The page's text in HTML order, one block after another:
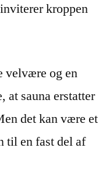
kroppen
velvære og en
at sauna erstatter
det kan være et
til en fast del af